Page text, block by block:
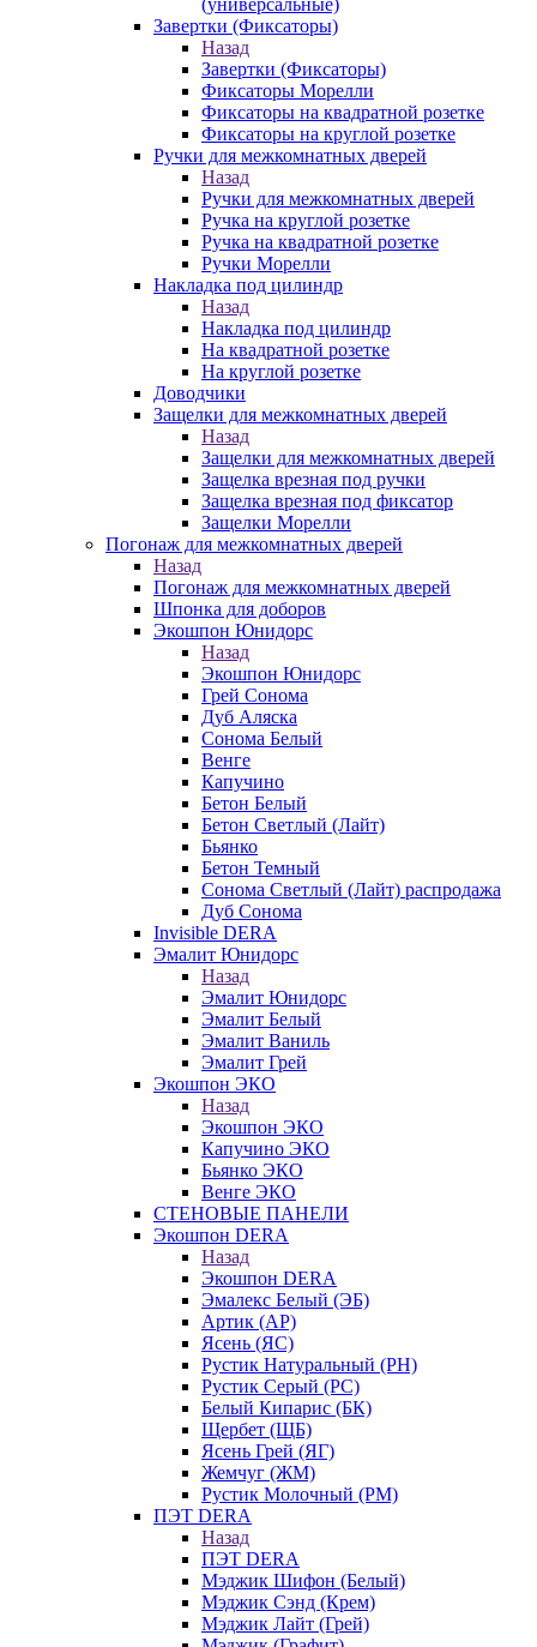
(универсальные)
Завертки (Фиксаторы)
Назад
Завертки (Фиксаторы)
Фиксаторы Морелли
Фиксаторы на квадратной розетке
Фиксаторы на круглой розетке
Ручки для межкомнатных дверей
Назад
Ручки для межкомнатных дверей
Ручка на круглой розетке
Ручка на квадратной розетке
Ручки Морелли
Накладка под цилиндр
Назад
Накладка под цилиндр
На квадратной розетке
На круглой розетке
Доводчики
Защелки для межкомнатных дверей
Назад
Защелки для межкомнатных дверей
Защелка врезная под ручки
Защелка врезная под фиксатор
Защелки Морелли
Погонаж для межкомнатных дверей
Назад
Погонаж для межкомнатных дверей
Шпонка для доборов
Экошпон Юнидорс
Назад
Экошпон Юнидорс
Грей Сонома
Дуб Аляска
Сонома Белый
Венге
Капучино
Бетон Белый
Бетон Светлый (Лайт)
Бьянко
Бетон Темный
Сонома Светлый (Лайт) распродажа
Дуб Сонома
Invisible DERA
Эмалит Юнидорс
Назад
Эмалит Юнидорс
Эмалит Белый
Эмалит Ваниль
Эмалит Грей
Экошпон ЭКО
Назад
Экошпон ЭКО
Капучино ЭКО
Бьянко ЭКО
Венге ЭКО
СТЕНОВЫЕ ПАНЕЛИ
Экошпон DERA
Назад
Экошпон DERA
Эмалекс Белый (ЭБ)
Артик (АР)
Ясень (ЯС)
Рустик Натуральный (РН)
Рустик Серый (РС)
Белый Кипарис (БК)
Щербет (ЩБ)
Ясень Грей (ЯГ)
Жемчуг (ЖМ)
Рустик Молочный (РМ)
ПЭТ DERA
Назад
ПЭТ DERA
Мэджик Шифон (Белый)
Мэджик Сэнд (Крем)
Мэджик Лайт (Грей)